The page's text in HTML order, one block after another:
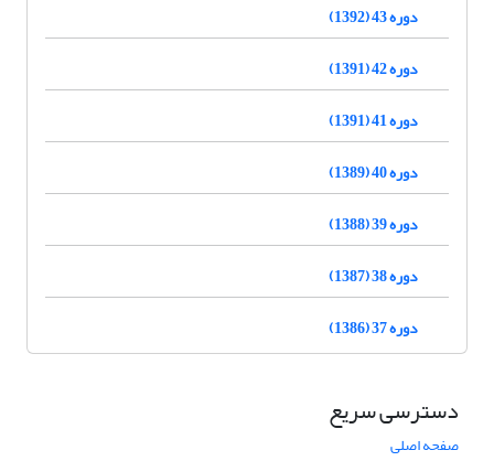
دوره 43 (1392)
دوره 42 (1391)
دوره 41 (1391)
دوره 40 (1389)
دوره 39 (1388)
دوره 38 (1387)
دوره 37 (1386)
دسترسی سریع
صفحه اصلی